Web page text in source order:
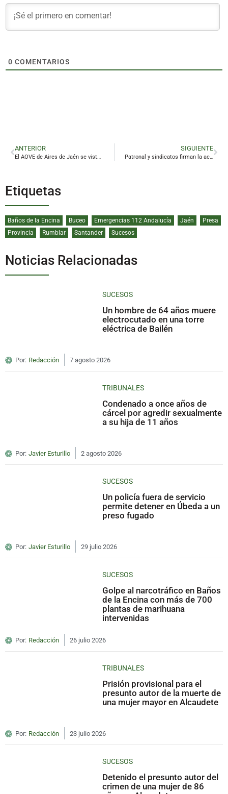
0 COMENTARIOS
ANTERIOR
El AOVE de Aires de Jaén se viste de etiqueta con el arte de Belin
SIGUIENTE
Patronal y sindicatos firman la actualización de las tablas salariales del campo, que suben un 2%
Etiquetas
Baños de la Encina Buceo Emergencias 112 Andalucía Jaén
Presa
Provincia
Rumblar Santander Sucesos
Noticias Relacionadas
SUCESOS
Un hombre de 64 años muere
electrocutado en una torre
eléctrica de Bailén
Por: Redacción 7 agosto 2026
TRIBUNALES
Condenado a once años de
cárcel por agredir sexualmente
a su hija de 11 años
Por: Javier Esturillo 2 agosto 2026
SUCESOS
Un policía fuera de servicio
permite detener en Úbeda a un
preso fugado
Por: Javier Esturillo 29 julio 2026
SUCESOS
Golpe al narcotráfico en Baños
de la Encina con más de 700
plantas de marihuana
intervenidas
Por: Redacción 26 julio 2026
TRIBUNALES
Prisión provisional para el
presunto autor de la muerte de
una mujer mayor en Alcaudete
Por: Redacción 23 julio 2026
SUCESOS
Detenido el presunto autor del
crimen de una mujer de 86